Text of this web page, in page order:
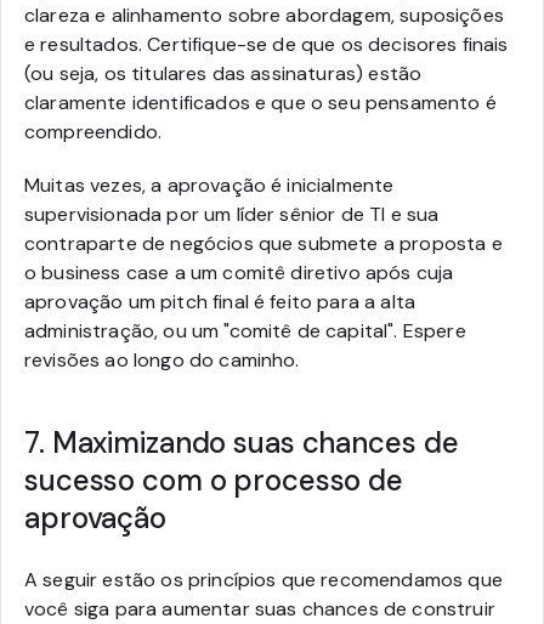
clareza e alinhamento sobre abordagem, suposições
e resultados. Certifique-se de que os decisores finais
(ou seja, os titulares das assinaturas) estão
claramente identificados e que o seu pensamento é
compreendido.
Muitas vezes, a aprovação é inicialmente
supervisionada por um líder sênior de TI e sua
contraparte de negócios que submete a proposta e
o business case a um comitê diretivo após cuja
aprovação um pitch final é feito para a alta
administração, ou um "comitê de capital". Espere
revisões ao longo do caminho.
7. Maximizando suas chances de
sucesso com o processo de
aprovação
A seguir estão os princípios que recomendamos que
você siga para aumentar suas chances de construir